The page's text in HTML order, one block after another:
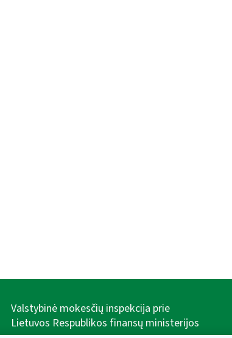
Valstybinė mokesčių inspekcija prie
Lietuvos Respublikos finansų ministerijos